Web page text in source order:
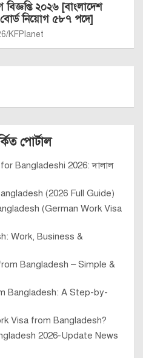
বিজ্ঞপ্তি ২০২৬ [বাংলাদেশ
বোর্ড নিয়োগ ৫৮৭ পদে]
KFPlanet
পোর্টাল
Bangladeshi 2026: দালাল
(2026 Full Guide)
(German Work Visa
Work, Business &
Bangladesh – Simple &
Bangladesh: A Step-by-
Visa from Bangladesh?
2026-Update News